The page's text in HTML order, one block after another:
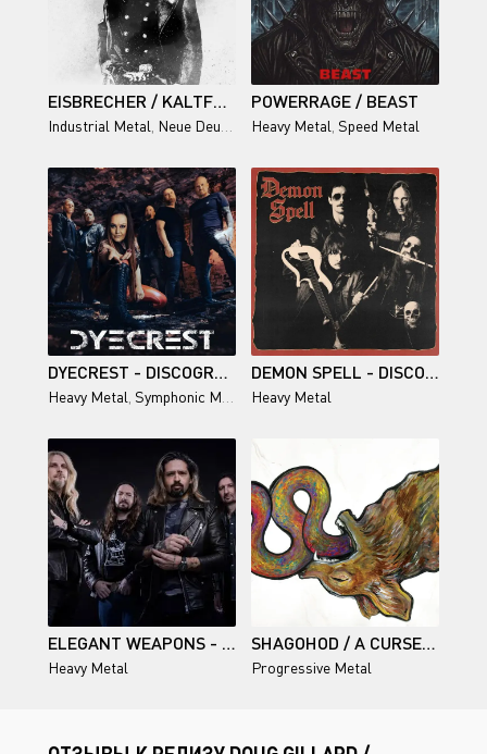
EISBRECHER / KALTFRONT°! (BLACK EDITION) 2025/2026
Industrial Metal Neue Deutsche Härte
POWERRAGE / BEAST
Heavy Metal Speed Metal
DYECREST - DISCOGRAPHY (2024-2026)
Heavy Metal Symphonic Metal Epic Power Metal
DEMON SPELL - DISCOGRAPHY (2024-2026)
Heavy Metal
ELEGANT WEAPONS - DISCOGRAPHY (2023-2026)
Heavy Metal
SHAGOHOD / A CURSE THAT HIDES THE DOOR
Progressive Metal